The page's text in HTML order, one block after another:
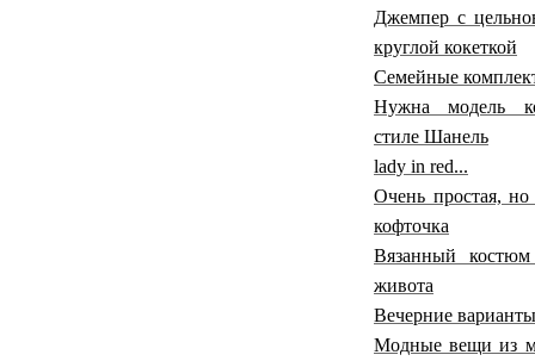
Джемпер с
круглой кокеткой
Семейные
Нужна модель
стиле Шанель
lady in red...
Очень простая, но
кофточка
Вязанный
живота
Вечерние варианты
Модные вещи из